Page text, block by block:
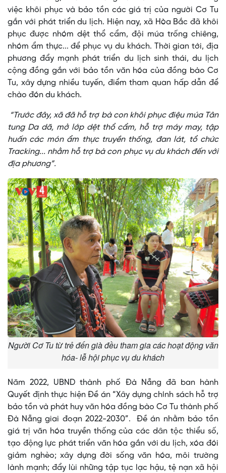
việc khôi phục và bảo tồn các giá trị của người Cơ Tu
gắn với phát triển du lịch. Hiện nay, xã Hòa Bắc đã khôi
phục được nhóm dệt thổ cẩm, đội múa trống chiêng,
nhóm ẩm thực... để phục vụ du khách. Thời gian tới, địa
phương đẩy mạnh phát triển du lịch sinh thái, du lịch
cộng đồng gắn với bảo tồn văn hóa của đồng bào Cơ
Tu, xây dựng nhiều tuyến, điểm tham quan hấp dẫn để
chào đón du khách.
“Trước đây, xã đã hỗ trợ bà con khôi phục điệu múa Tân
tung Da dă, mở lớp dệt thổ cẩm, hỗ trợ máy may, tập
huấn các món ẩm thực truyền thống, đan lát, tổ chức
Tracking... nhằm hỗ trợ bà con phục vụ du khách đến với
địa phương”.
Người Cơ Tu từ trẻ đến già đều tham gia các hoạt động văn
hóa- lễ hội phục vụ du khách
Năm 2022, UBND thành phố Đà Nẵng đã ban hành
Quyết định thực hiện Đề án “Xây dựng chính sách hỗ trợ
bảo tồn và phát huy văn hóa đồng bào Cơ Tu thành phố
Đà Nẵng giai đoạn 2022-2030”. Đề án nhằm bảo tồn
giá trị văn hóa truyền thống của các dân tộc thiểu số,
tạo động lực phát triển văn hóa gắn với du lịch, xóa đói
giảm nghèo; xây dựng đời sống văn hóa, môi trường
lành mạnh; đẩy lùi những tập tục lạc hậu, tệ nạn xã hội